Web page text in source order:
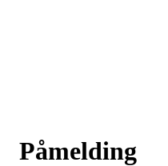
Påmelding